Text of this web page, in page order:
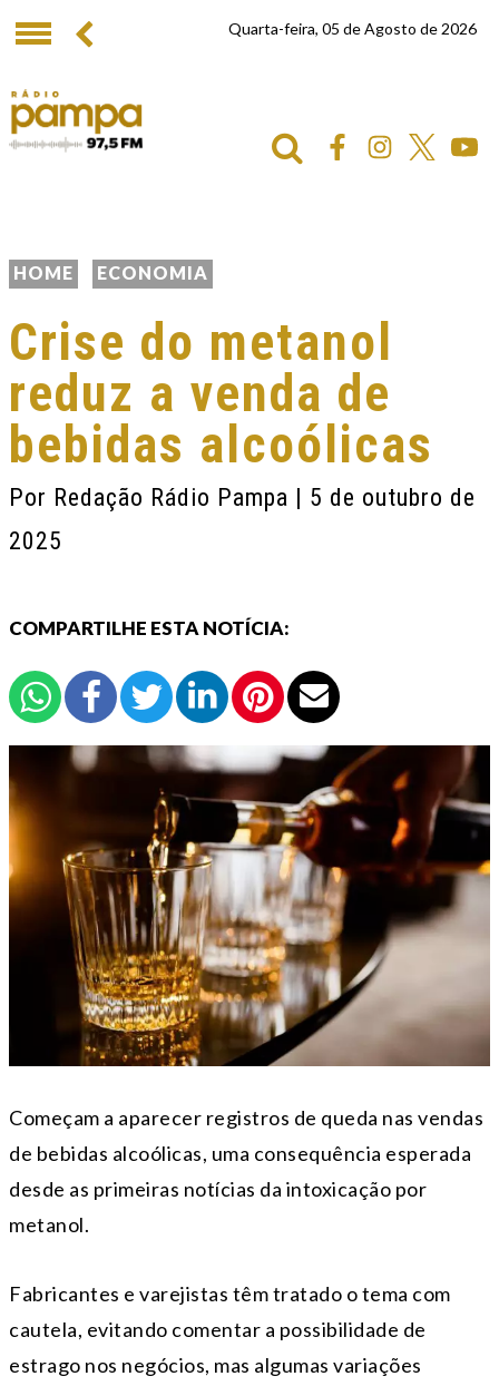
Quarta-feira, 05 de Agosto de 2026
HOME ECONOMIA
Crise do metanol
reduz a venda de
bebidas alcoólicas
Por Redação Rádio Pampa | 5 de outubro de
2025
COMPARTILHE ESTA NOTÍCIA:
Começam a aparecer registros de queda nas vendas
de bebidas alcoólicas, uma consequência esperada
desde as primeiras notícias da intoxicação por
metanol.
Fabricantes e varejistas têm tratado o tema com
cautela, evitando comentar a possibilidade de
estrago nos negócios, mas algumas variações